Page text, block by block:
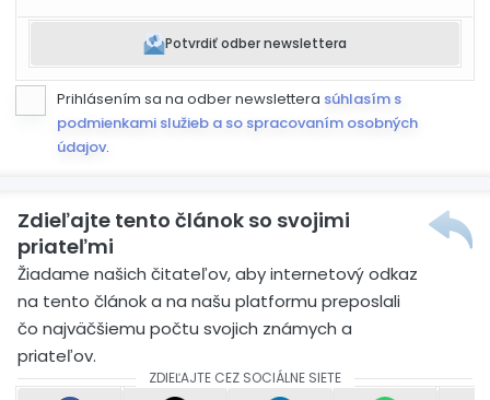
Potvrdiť odber newslettera
Prihlásením sa na odber newslettera súhlasím s
podmienkami služieb a so spracovaním osobných
údajov.
Zdieľajte tento článok so svojimi
priateľmi
Žiadame našich čitateľov, aby internetový odkaz
na tento článok a na našu platformu preposlali
čo najväčšiemu počtu svojich známych a
priateľov.
ZDIEĽAJTE CEZ SOCIÁLNE SIETE